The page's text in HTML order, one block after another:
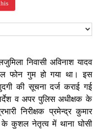
निवासी अविनाश यादव
फोन गुम हो गया था। इस
की सूचना दर्ज कराई गई
व अपर पुलिस अधीक्षक के
निरीक्षक प्रमेन्द्र कुमार
के कुशल नेतृत्व में थाना घोसी